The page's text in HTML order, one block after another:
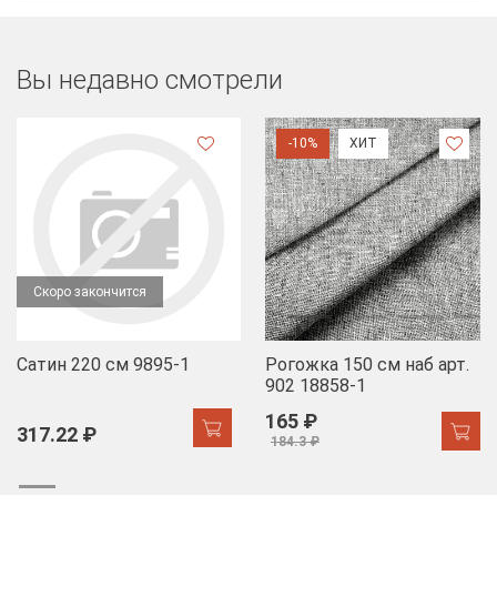
Вы недавно смотрели
Скоро закончится
Сатин 220 см 9895-1
317.22 ₽
-10% ХИТ
Рогожка 150 см наб арт.
902 18858-1
165 ₽
184.3 ₽